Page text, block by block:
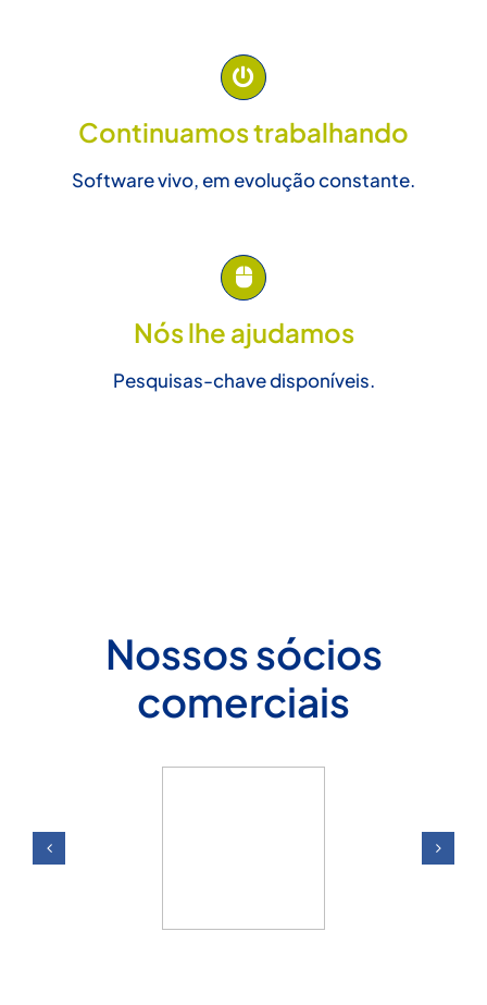
Continuamos trabalhando
Software vivo, em evolução constante.
Nós lhe ajudamos
Pesquisas-chave disponíveis.
Nossos sócios
comerciais